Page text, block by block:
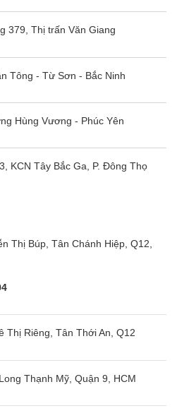
379, Thị trấn Văn Giang
Tông - Từ Sơn - Bắc Ninh
Hùng Vương - Phúc Yên
KCN Tây Bắc Ga, P. Đông Thọ
Thị Búp, Tân Chánh Hiệp, Q12,
Thị Riêng, Tân Thới An, Q12
Thạnh Mỹ, Quận 9, HCM